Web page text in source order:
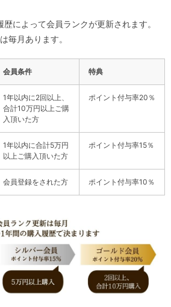
によって会員ランクが更新されます。
毎月あります。
会員条件 特典
1年以内に2回以上、
合計10万円以上ご購
入頂いた方
ポイント付与率20％
1年以内に合計5万円
以上ご購入頂いた方
ポイント付与率15％
会員登録をされた方 ポイント付与率10％